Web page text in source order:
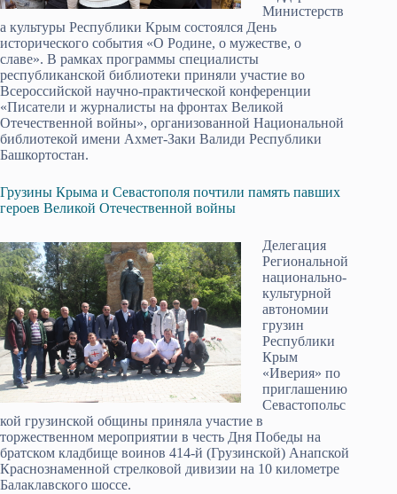
Министерств
а культуры Республики Крым состоялся День
исторического события «О Родине, о мужестве, о
славе». В рамках программы специалисты
республиканской библиотеки приняли участие во
Всероссийской научно-практической конференции
«Писатели и журналисты на фронтах Великой
Отечественной войны», организованной Национальной
библиотекой имени Ахмет-Заки Валиди Республики
Башкортостан.
Грузины Крыма и Севастополя почтили память павших
героев Великой Отечественной войны
Делегация
Региональной
национально-
культурной
автономии
грузин
Республики
Крым
«Иверия» по
приглашению
Севастопольс
кой грузинской общины приняла участие в
торжественном мероприятии в честь Дня Победы на
братском кладбище воинов 414-й (Грузинской) Анапской
Краснознаменной стрелковой дивизии на 10 километре
Балаклавского шоссе.